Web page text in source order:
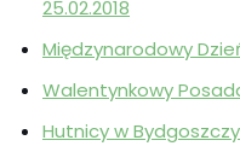
25.02.2018
Międzynarodowy
Walentynkowy Posada
Hutnicy w